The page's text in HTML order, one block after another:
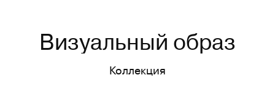
Визуальный образ
Коллекция